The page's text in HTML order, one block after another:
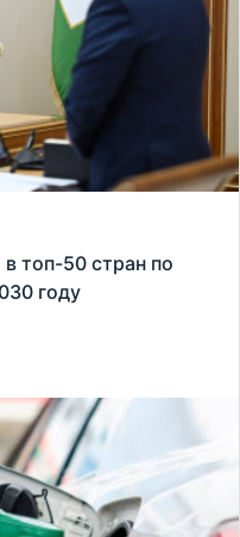
топ-50 стран по
году